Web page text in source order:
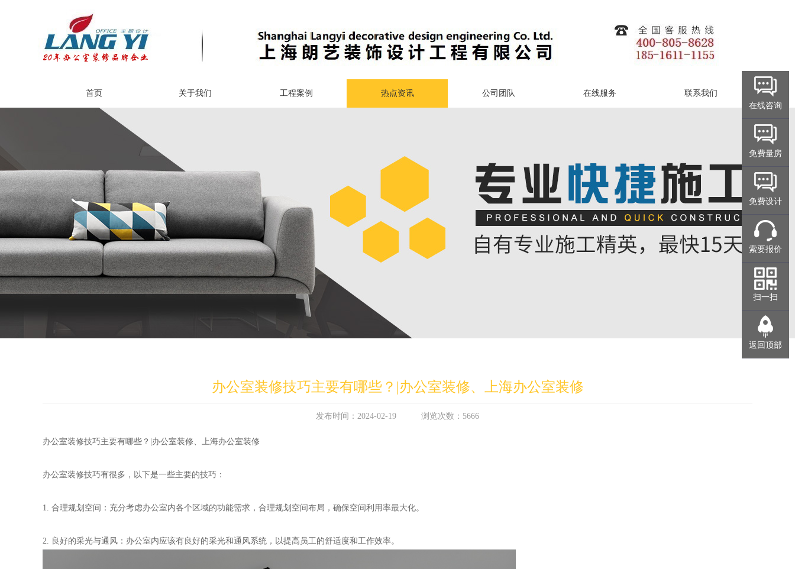
首页 关于我们 工程案例 热点资讯 公司团队 在线服务 联系我们
办公室装修技巧主要有哪些？|办公室装修、上海办公室装修
发布时间：2024-02-19 浏览次数：5666
办公室装修技巧主要有哪些？| 办公室装修、 上海办公室装修
办公室装修技巧有很多，以下是一些主要的技巧：
1. 合理规划空间：充分考虑办公室内各个区域的功能需求，合理规划空间布局，确保空间利用率最大化。
2. 良好的采光与通风：办公室内应该有良好的采光和通风系统，以提高员工的舒适度和工作效率。
在线咨询
免费量房
免费设计
索要报价
扫一扫
返回顶部